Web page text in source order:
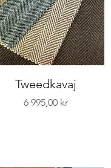
Tweedkavaj
Pris
6 995,00 kr